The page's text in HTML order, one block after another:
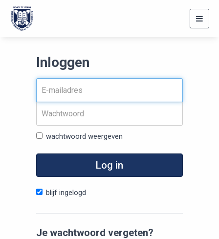
Inloggen
wachtwoord weergeven
Log in
blijf ingelogd
Je wachtwoord vergeten?